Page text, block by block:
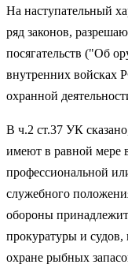
На наступательный
ряд законов,
посягательств ("Об
внутренних войсках
охранной
В ч.2 ст.37 УК
имеют в равной мере
профессиональной
служебного
обороны
прокуратуры и
охране рыбных